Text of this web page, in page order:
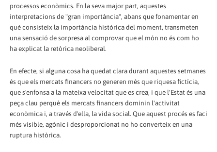
processos econòmics. En la seva major part, aquestes
interpretacions de "gran importància", abans que fonamentar en
què consisteix la importància històrica del moment, transmeten
una sensació de sorpresa al comprovar que el món no és com ho
ha explicat la retòrica neoliberal.
En efecte, si alguna cosa ha quedat clara durant aquestes setmanes
és que els mercats financers no generen més que riquesa fictícia,
que s'enfonsa a la mateixa velocitat que es crea, i que l'Estat és una
peça clau perquè els mercats financers dominin l'activitat
econòmica i, a través d'ella, la vida social. Que aquest procés es faci
més visible, agònic i desproporcionat no ho converteix en una
ruptura històrica.